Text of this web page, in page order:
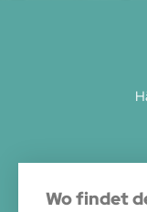
Wo findet